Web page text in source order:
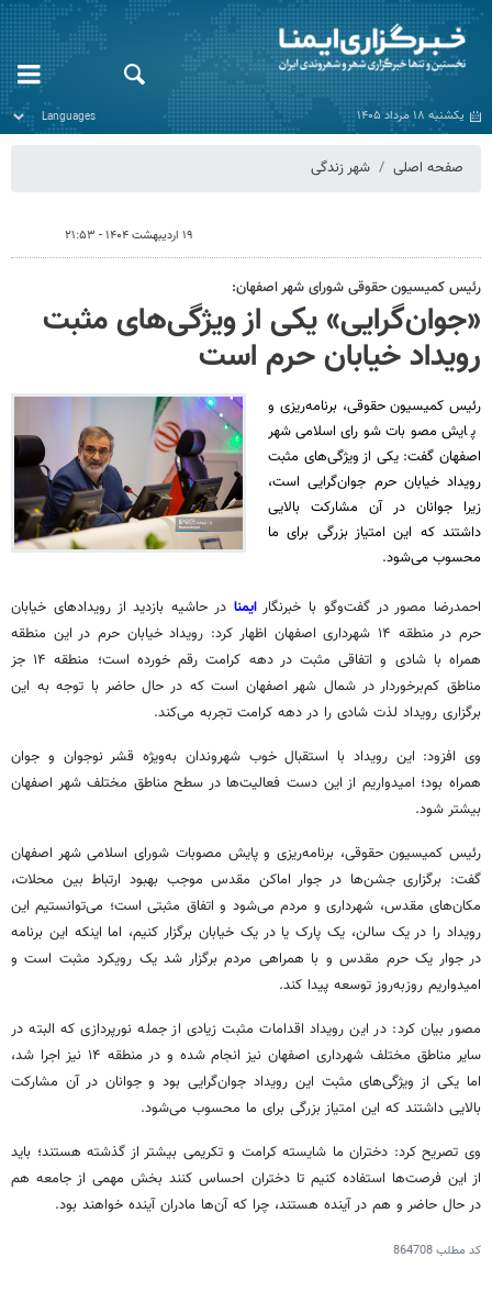
یکشنبه ۱۸ مرداد ۱۴۰۵
صفحه اصلی شهر زندگی
۱۹ اردیبهشت ۱۴۰۴ - ۲۱:۵۳
رئیس کمیسیون حقوقی شورای شهر اصفهان:
«جوان‌گرایی» یکی از ویژگی‌های مثبت
رویداد خیابان حرم است
رئیس کمیسیون حقوقی، برنامه‌ریزی و
پایش مصوبات شورای اسلامی شهر
اصفهان گفت: یکی از ویژگی‌های مثبت
رویداد خیابان حرم جوان‌گرایی است،
زیرا جوانان در آن مشارکت بالایی
داشتند که این امتیاز بزرگی برای ما
محسوب می‌شود.
احمدرضا مصور در گفت‌وگو با خبرنگارایمنا در حاشیه بازدید از رویدادهای خیابان
حرم در منطقه ۱۴ شهرداری اصفهان اظهار کرد: رویداد خیابان حرم در این منطقه
همراه با شادی و اتفاقی مثبت در دهه کرامت رقم خورده است؛ منطقه ۱۴ جز
مناطق کم‌برخوردار در شمال شهر اصفهان است که در حال حاضر با توجه به این
برگزاری رویداد لذت شادی را در دهه کرامت تجربه می‌کند.
وی افزود: این رویداد با استقبال خوب شهروندان به‌ویژه قشر نوجوان و جوان
همراه بود؛ امیدواریم از این دست فعالیت‌ها در سطح مناطق مختلف شهر اصفهان
بیشتر شود.
رئیس کمیسیون حقوقی، برنامه‌ریزی و پایش مصوبات شورای اسلامی شهر اصفهان
گفت: برگزاری جشن‌ها در جوار اماکن مقدس موجب بهبود ارتباط بین محلات،
مکان‌های مقدس، شهرداری و مردم می‌شود و اتفاق مثبتی است؛ می‌توانستیم این
رویداد را در یک سالن، یک پارک یا در یک خیابان برگزار کنیم، اما اینکه این برنامه
در جوار یک حرم مقدس و با همراهی مردم برگزار شد یک رویکرد مثبت است و
امیدواریم روزبه‌روز توسعه پیدا کند.
مصور بیان کرد: در این رویداد اقدامات مثبت زیادی از جمله نورپردازی که البته در
سایر مناطق مختلف شهرداری اصفهان نیز انجام شده و در منطقه ۱۴ نیز اجرا شد،
اما یکی از ویژگی‌های مثبت این رویداد جوان‌گرایی بود و جوانان در آن مشارکت
بالایی داشتند که این امتیاز بزرگی برای ما محسوب می‌شود.
وی تصریح کرد: دختران ما شایسته کرامت و تکریمی بیشتر از گذشته هستند؛ باید
از این فرصت‌ها استفاده کنیم تا دختران احساس کنند بخش مهمی از جامعه هم
در حال حاضر و هم در آینده هستند، چرا که آن‌ها مادران آینده خواهند بود.
کد مطلب864708